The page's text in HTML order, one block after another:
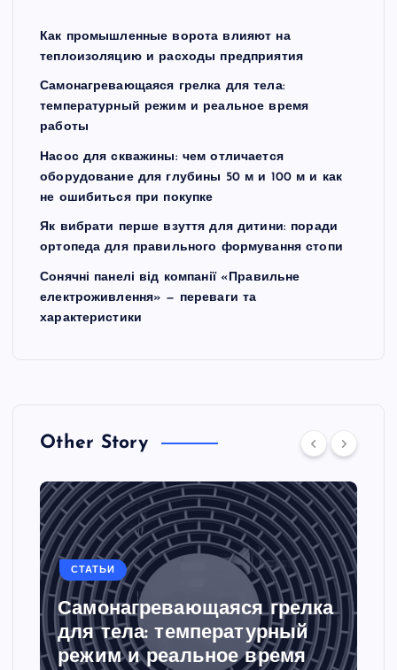
Как промышленные ворота влияют на
теплоизоляцию и расходы предприятия
Самонагревающаяся грелка для тела:
температурный режим и реальное время
работы
Насос для скважины: чем отличается
оборудование для глубины 50 м и 100 м и как
не ошибиться при покупке
Як вибрати перше взуття для дитини: поради
ортопеда для правильного формування стопи
Сонячні панелі від компанії «Правильне
електроживлення» — переваги та
характеристики
Other Story
СТАТЬИ
Самонагревающаяся грелка
для тела: температурный
режим и реальное время